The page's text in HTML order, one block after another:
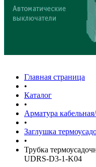
Главная страница
•
Каталог
•
Арматура
•
Заглушка
•
Трубка
UDRS-D3-1-K04